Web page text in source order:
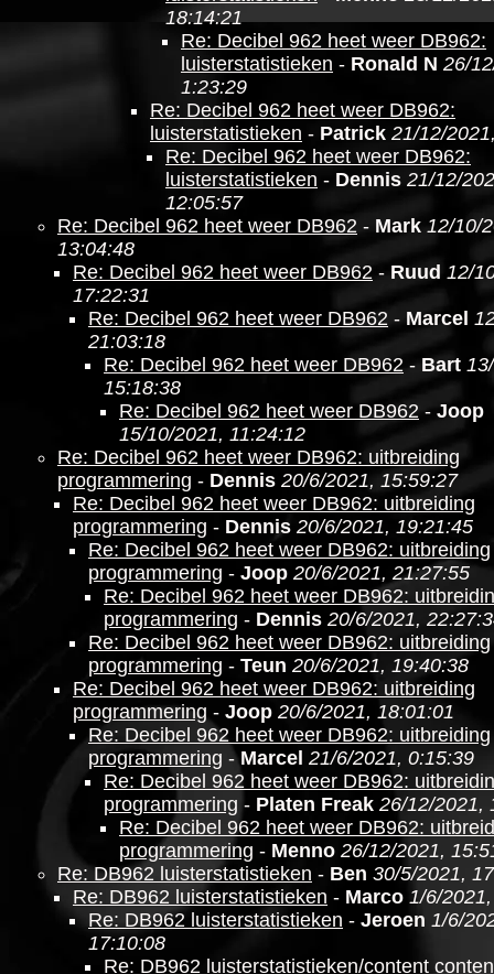
18:14:21
Re: Decibel 962 heet weer DB962:
luisterstatistieken - Ronald N 26/
1:23:29
Re: Decibel 962 heet weer DB962:
luisterstatistieken - Patrick 21/12/
Re: Decibel 962 heet weer DB962:
luisterstatistieken - Dennis 21/12/
12:05:57
Re: Decibel 962 heet weer DB962 - Mark 12/10/
13:04:48
Re: Decibel 962 heet weer DB962 - Ruud 12/
17:22:31
Re: Decibel 962 heet weer DB962 - Marcel
21:03:18
Re: Decibel 962 heet weer DB962 -Bart
15:18:38
Re: Decibel 962 heet weer DB962 - Joop
15/10/2021, 11:24:12
Re: Decibel 962 heet weer DB962: uitbreiding
programmering - Dennis 20/6/2021, 15:59:27
Re: Decibel 962 heet weer DB962: uitbreiding
programmering - Dennis 20/6/2021, 19:21:45
Re: Decibel 962 heet weer DB962: uitbreiding
programmering - Joop 20/6/2021, 21:27:55
Re: Decibel 962 heet weer DB962:
programmering - Dennis 20/6/2021,
Re: Decibel 962 heet weer DB962: uitbreiding
programmering - Teun 20/6/2021, 19:40:38
Re: Decibel 962 heet weer DB962: uitbreiding
programmering - Joop 20/6/2021, 18:01:01
Re: Decibel 962 heet weer DB962: uitbreiding
programmering -Marcel 21/6/2021, 0:15:39
Re: Decibel 962 heet weer DB962:
programmering - Platen Freak 26/12/2021,
Re: Decibel 962 heet weer DB962:
programmering - Menno 26/12/2021,
Re: DB962 luisterstatistieken - Ben 30/5/2021,
Re: DB962 luisterstatistieken - Marco 1/6/
Re: DB962 luisterstatistieken - Jeroen 1/6/
17:10:08
Re: DB962 luisterstatistieken/content